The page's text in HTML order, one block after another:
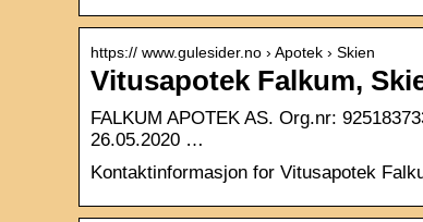
https:// www.gulesider.no › Apotek › Skien
Vitusapotek Falkum,
FALKUM APOTEK AS. Org.nr:
26.05.2020 …
Kontaktinformasjon for Vitusapotek